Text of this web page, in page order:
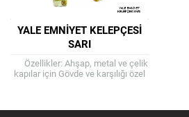
YALE EMNIYET KELEPÇESI
SARI
Özellikler: Ahşap, metal ve çelik
kapılar için Gövde ve karşılığı özel